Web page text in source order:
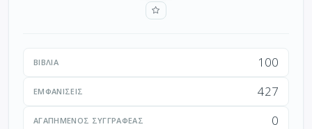
ΒΙΒΛΊΑ 100
ΕΜΦΑΝΊΣΕΙΣ 427
ΑΓΑΠΗΜΈΝΟΣ ΣΥΓΓΡΑΦΈΑΣ 0